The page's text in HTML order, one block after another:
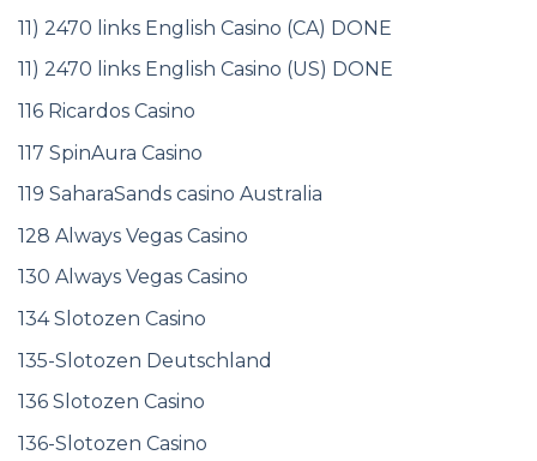
11) 2470 links English Casino (CA) DONE
11) 2470 links English Casino (US) DONE
116 Ricardos Casino
117 SpinAura Casino
119 SaharaSands casino Australia
128 Always Vegas Casino
130 Always Vegas Casino
134 Slotozen Casino
135-Slotozen Deutschland
136 Slotozen Casino
136-Slotozen Casino